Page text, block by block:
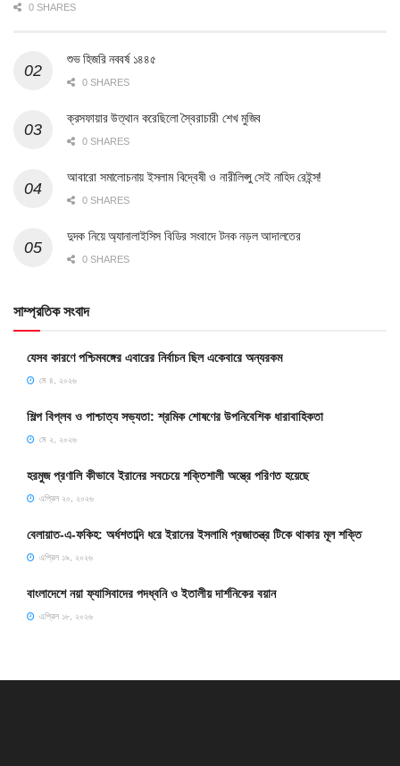
0 SHARES
শুভ হিজরি নববর্ষ ১৪৪৫
0 SHARES
ক্রসফায়ার উত্থান করেছিলো স্বৈরাচারী শেখ মুজিব
0 SHARES
আবারো সমালোচনায় ইসলাম বিদ্বেষী ও নারীলিপ্সু সেই নাহিদ রেইন্স!
0 SHARES
দুদক নিয়ে অ্যানালাইসিস বিডির সংবাদে টনক নড়ল আদালতের
0 SHARES
সাম্প্রতিক সংবাদ
যেসব কারণে পশ্চিমবঙ্গের এবারের নির্বাচন ছিল একেবারে অন্যরকম
মে ৪, ২০২৬
শিল্প বিপ্লব ও পাশ্চাত্য সভ্যতা: শ্রমিক শোষণের উপনিবেশিক ধারাবাহিকতা
মে ২, ২০২৬
হরমুজ প্রণালি কীভাবে ইরানের সবচেয়ে শক্তিশালী অস্ত্রে পরিণত হয়েছে
এপ্রিল ২০, ২০২৬
বেলায়াত-এ-ফকিহ: অর্ধশতাব্দি ধরে ইরানের ইসলামি প্রজাতন্ত্র টিকে থাকার মূল শক্তি
এপ্রিল ১৯, ২০২৬
বাংলাদেশে নয়া ফ্যাসিবাদের পদধ্বনি ও ইতালীয় দার্শনিকের বয়ান
এপ্রিল ১৮, ২০২৬